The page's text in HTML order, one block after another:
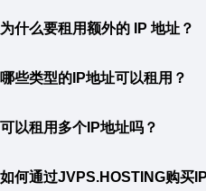
静态 IP 地址是分配给您的服务器
务，例如设置 SSL 证书、组织远
为什么要租用额外的 IP 地址？
— 防止因鄰近資源的操作而導致意
— 建立郵件服務並大量郵寄信件；
— 設定 FTP 伺服器與使用者交換
— 透過 IP 位址存取網路資源。
哪些类型的IP地址可以租用？
网络设备最常用的 IP 地址。
项目的要求以及客户端设备和程序
可以租用多个IP地址吗？
需要分离多个项目或域，以及需
如何通过JVPS.HOSTING购买